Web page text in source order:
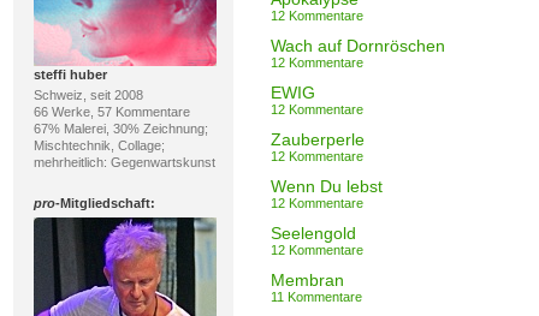
steffi huber
Schweiz, seit 2008
66 Werke, 57 Kommentare
67% Malerei, 30% Zeichnung;
Mischtechnik, Collage;
mehrheitlich: Gegenwartskunst
pro-Mitgliedschaft:
12 Kommentare
Wach auf Dornröschen
12 Kommentare
EWIG
12 Kommentare
Zauberperle
12 Kommentare
Wenn Du lebst
12 Kommentare
Seelengold
12 Kommentare
Membran
11 Kommentare